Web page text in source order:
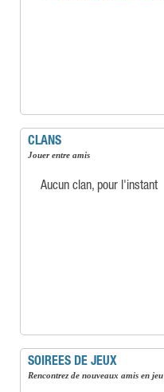
CLANS
Jouer entre amis
Aucun clan, pour l'instant
SOIREES DE JEUX
Rencontrez de nouveaux amis en jeu